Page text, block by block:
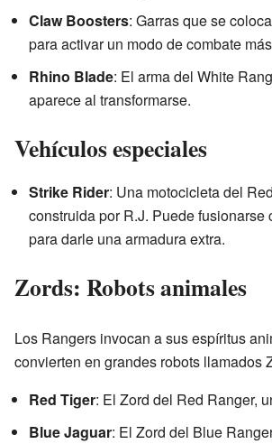
Claw Boosters: Garras que se
para activar un modo de combate
Rhino Blade: El arma del White
aparece al transformarse.
Vehículos especiales
Strike Rider: Una motocicleta del
construida por R.J. Puede fusionarse
para darle una armadura extra.
Zords: Robots animales
Los Rangers invocan a sus espíritus
convierten en grandes robots llamados
Red Tiger: El Zord del Red Ranger,
Blue Jaguar: El Zord del Blue